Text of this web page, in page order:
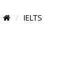
IELTS